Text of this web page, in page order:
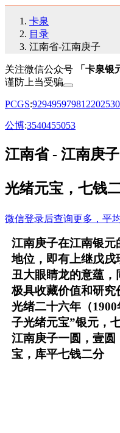
卡泉
目录
江南省-江南庚子
关注微信公众号 「卡泉银
谨防上当受骗
PCGS:929495979812202530
公博:3540455053
江南省 - 江南庚
光绪元宝，七钱
微信登录后查询更多，平
江南庚子在江南银
地位，即有上继戊
丑大眼睛龙的意蕴，
极具收藏价值和研究
光绪二十六年（
子光绪元宝”银元，
江南庚子一圆，壹
宝，库平七钱二分